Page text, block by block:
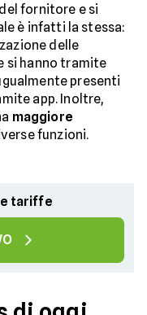
fornitore e si
è infatti la stessa:
delle
si hanno tramite
presenti
app. Inoltre,
maggiore
funzioni.
tariffe